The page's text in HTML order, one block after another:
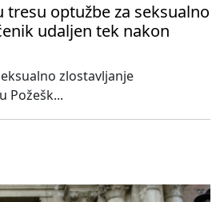
tresu optužbe za seksualno
udaljen tek nakon
zlostavljanje
Požešk...